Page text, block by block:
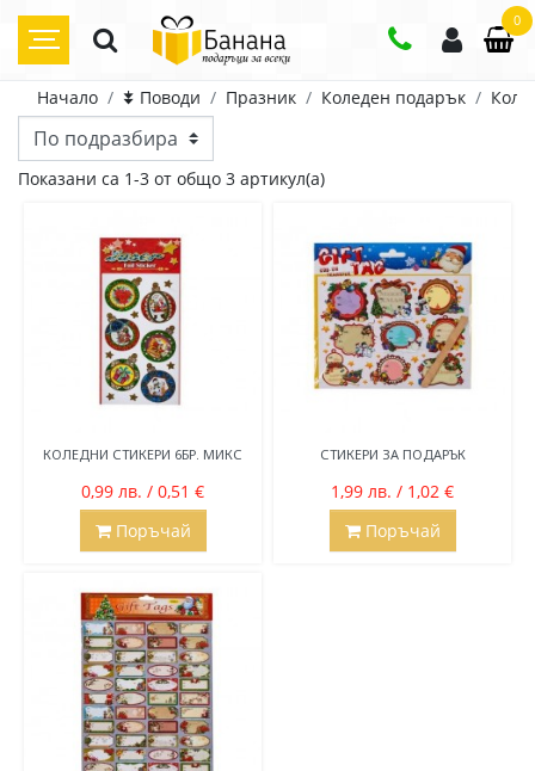
0
Начало ⯯ Поводи Празник Коледен подарък
Цена
Показани са 1-3 от общо 3 артикул(а)
КОЛЕДНИ СТИКЕРИ 6БР. МИКС
0,99 лв. / 0,51 €
Поръчай
СТИКЕРИ ЗА ПОДАРЪК
1,99 лв. / 1,02 €
Поръчай